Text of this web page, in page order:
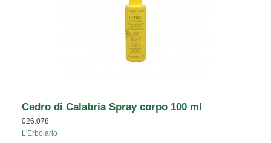
Cedro di Calabria Spray corpo 100 ml
026.078
L'Erbolario